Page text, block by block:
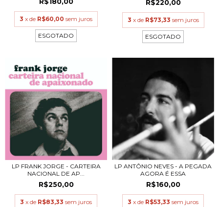
3 x de R$60,00 sem juros
ESGOTADO
R$220,00
3 x de R$73,33 sem juros
ESGOTADO
LP FRANK JORGE - CARTEIRA
NACIONAL DE AP...
R$250,00
3 x de R$83,33 sem juros
LP ANTÔNIO NEVES - A PEGADA
AGORA É ESSA
R$160,00
3 x de R$53,33 sem juros